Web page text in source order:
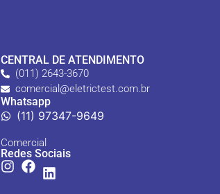
CENTRAL DE ATENDIMENTO
(011) 2643-3670
comercial@eletrictest.com.br
Whatsapp
(11) 97347-9649
Comercial
Redes Sociais